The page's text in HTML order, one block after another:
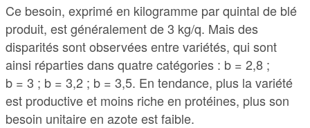
Ce besoin, exprimé en kilogramme par quintal de blé
produit, est généralement de 3 kg/q. Mais des
disparités sont observées entre variétés, qui sont
ainsi réparties dans quatre catégories : b = 2,8 ;
b = 3 ; b = 3,2 ; b = 3,5. En tendance, plus la variété
est productive et moins riche en protéines, plus son
besoin unitaire en azote est faible.